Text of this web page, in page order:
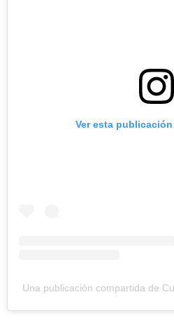
Ver esta
Una publicación compartida de